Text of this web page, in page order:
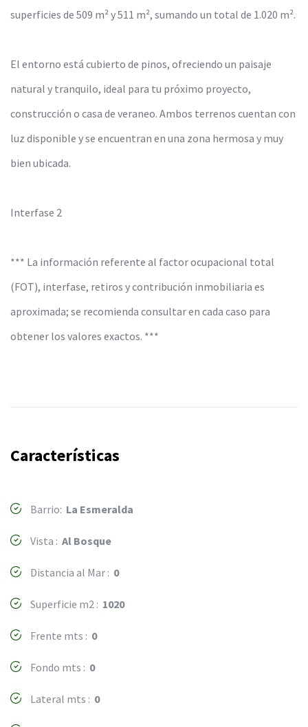
superficies de 509 m² y 511 m², sumando un total de 1.020 m².
El entorno está cubierto de pinos, ofreciendo un paisaje
natural y tranquilo, ideal para tu próximo proyecto,
construcción o casa de veraneo. Ambos terrenos cuentan con
luz disponible y se encuentran en una zona hermosa y muy
bien ubicada.
Interfase 2
*** La información referente al factor ocupacional total
(FOT), interfase, retiros y contribución inmobiliaria es
aproximada; se recomienda consultar en cada caso para
obtener los valores exactos. ***
Características
Barrio: La Esmeralda
Vista : Al Bosque
Distancia al Mar : 0
Superficie m2 : 1020
Frente mts : 0
Fondo mts : 0
Lateral mts : 0